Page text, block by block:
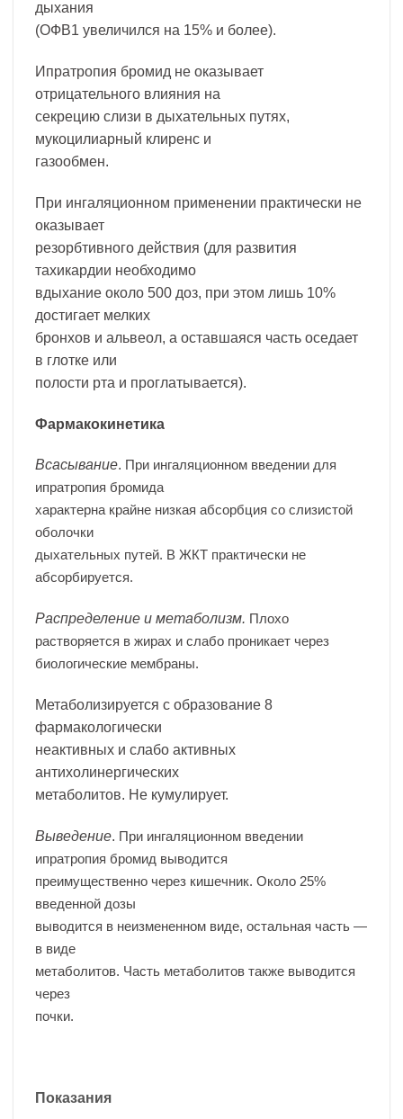
дыхания
(ОФВ1 увеличился на 15% и более).
Ипратропия бромид не оказывает
отрицательного влияния на
секрецию слизи в дыхательных путях,
мукоцилиарный клиренс и
газообмен.
При ингаляционном применении практически не
оказывает
резорбтивного действия (для развития
тахикардии необходимо
вдыхание около 500 доз, при этом лишь 10%
достигает мелких
бронхов и альвеол, а оставшаяся часть оседает
в глотке или
полости рта и проглатывается).
Фармакокинетика
Всасывание. При ингаляционном введении для
ипратропия бромида
характерна крайне низкая абсорбция со слизистой
оболочки
дыхательных путей. В ЖКТ практически не
абсорбируется.
Распределение и метаболизм. Плохо
растворяется в жирах и слабо проникает через
биологические мембраны.
Метаболизируется с образование 8
фармакологически
неактивных и слабо активных
антихолинергических
метаболитов. Не кумулирует.
Выведение. При ингаляционном введении
ипратропия бромид выводится
преимущественно через кишечник. Около 25%
введенной дозы
выводится в неизмененном виде, остальная часть —
в виде
метаболитов. Часть метаболитов также выводится
через
почки.
Показания